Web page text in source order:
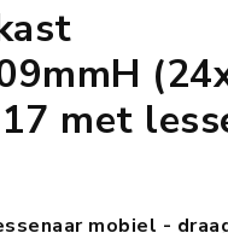
met
mobiel -